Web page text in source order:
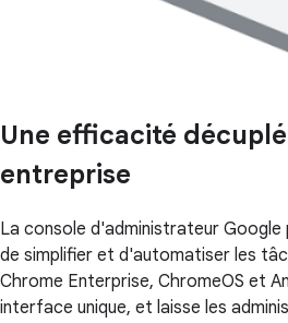
Une efficacité
entreprise
La console d'administrateur Google
de simplifier et d'automatiser les
Chrome Enterprise, ChromeOS et
interface unique, et laisse les